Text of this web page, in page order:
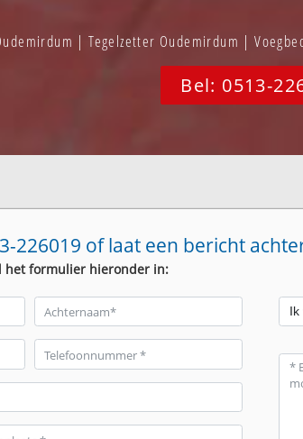
| Tegelzetter Oudemirdum |
Bel: 0513-
226019 of laat een bericht
het formulier hieronder in: